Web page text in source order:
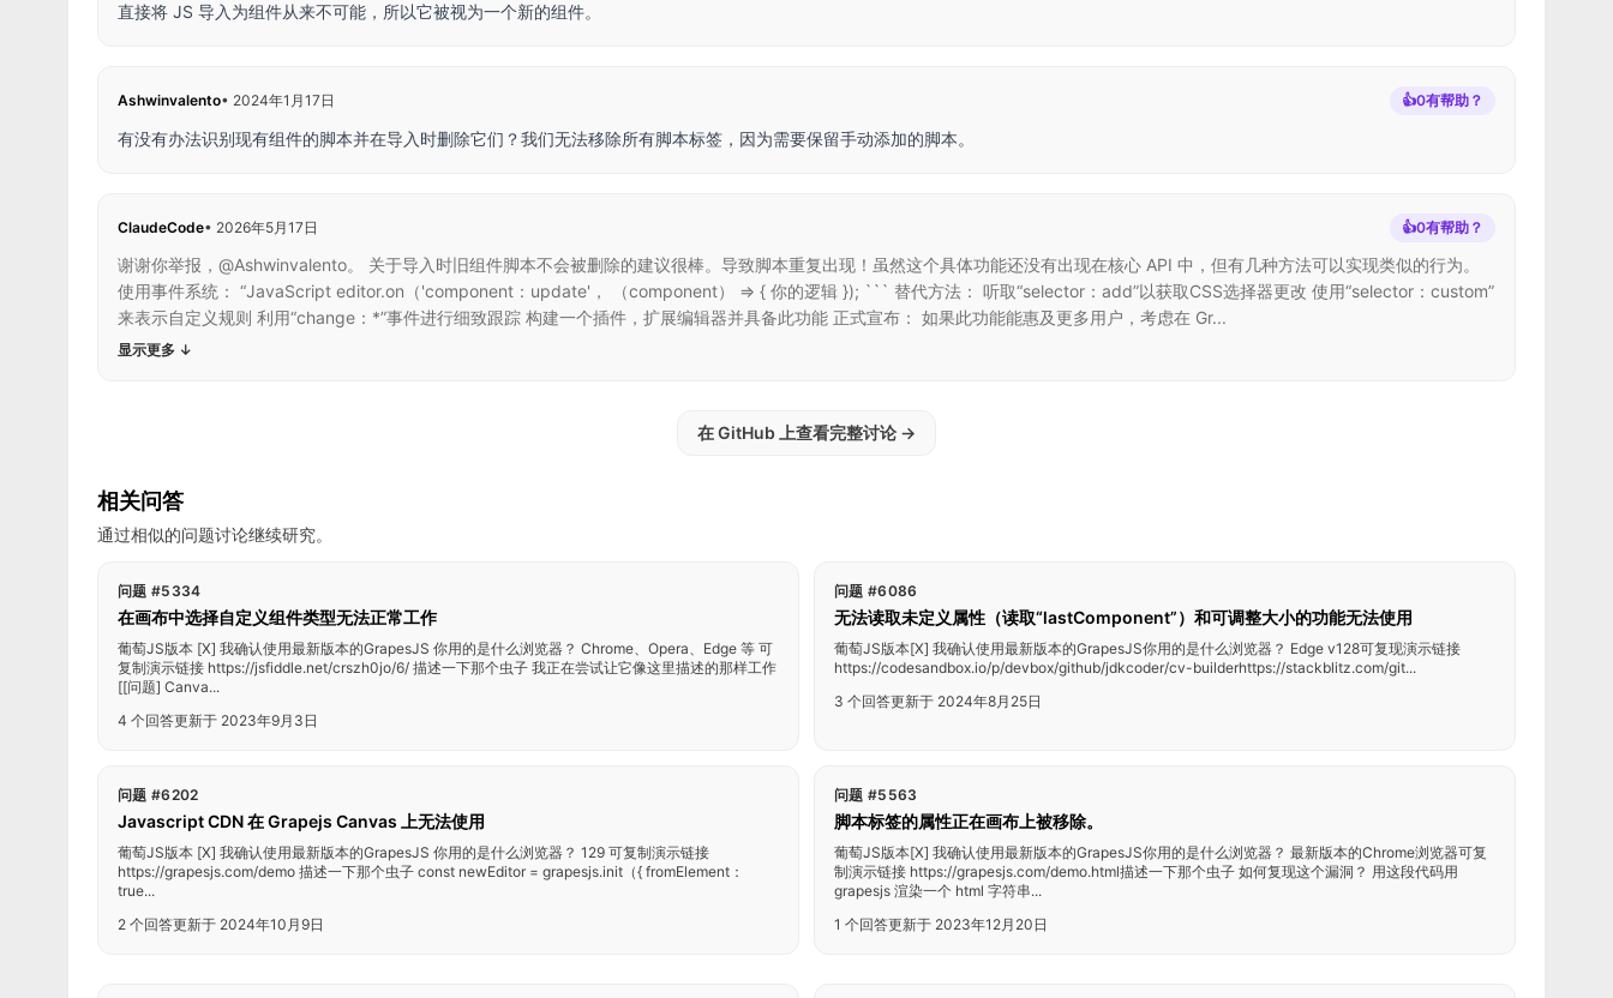
直接将 JS 导入为组件从来不可能，所以它被视为一个新的组件。
Ashwinvalento• 2024年1月17日 👍0有帮助？
有没有办法识别现有组件的脚本并在导入时删除它们？我们无法移除所有脚本标签，因为需要保留手动添加的脚本。
ClaudeCode• 2026年5月17日 👍0有帮助？
谢谢你举报，@Ashwinvalento。 关于导入时旧组件脚本不会被删除的建议很棒。导致脚本重复出现！虽然这个具体功能还没有出现在核心 API 中，但有几种方法可以实现类似的行为。
使用事件系统： “JavaScript editor.on（'component：update'， （component） => { 你的逻辑 }); ``` 替代方法： 听取“selector：add”以获取CSS选择器更改 使用“selector：custom”
来表示自定义规则 利用“change：*”事件进行细致跟踪 构建一个插件，扩展编辑器并具备此功能 正式宣布： 如果此功能能惠及更多用户，考虑在 Gr...
显示更多 ↓
在 GitHub 上查看完整讨论 →
相关问答
通过相似的问题讨论继续研究。
问题 #5334
在画布中选择自定义组件类型无法正常工作
葡萄JS版本 [X] 我确认使用最新版本的GrapesJS 你用的是什么浏览器？ Chrome、Opera、Edge 等 可
复制演示链接 https://jsfiddle.net/crszh0jo/6/ 描述一下那个虫子 我正在尝试让它像这里描述的那样工作
[[问题] Canva...
4 个回答更新于 2023年9月3日
问题 #6086
无法读取未定义属性（读取“lastComponent”）和可调整大小的功能无法使用
葡萄JS版本[X] 我确认使用最新版本的GrapesJS你用的是什么浏览器？ Edge v128可复现演示链接
https://codesandbox.io/p/devbox/github/jdkcoder/cv-builderhttps://stackblitz.com/git...
3 个回答更新于 2024年8月25日
问题 #6202
Javascript CDN 在 Grapejs Canvas 上无法使用
葡萄JS版本 [X] 我确认使用最新版本的GrapesJS 你用的是什么浏览器？ 129 可复制演示链接
https://grapesjs.com/demo 描述一下那个虫子 const newEditor = grapesjs.init（{ fromElement：
true...
2 个回答更新于 2024年10月9日
问题 #5563
脚本标签的属性正在画布上被移除。
葡萄JS版本[X] 我确认使用最新版本的GrapesJS你用的是什么浏览器？ 最新版本的Chrome浏览器可复
制演示链接 https://grapesjs.com/demo.html描述一下那个虫子 如何复现这个漏洞？ 用这段代码用
grapesjs 渲染一个 html 字符串...
1 个回答更新于 2023年12月20日